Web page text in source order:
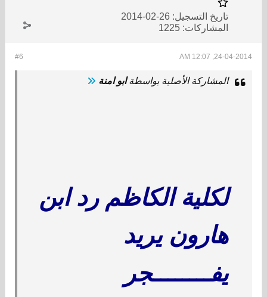
تاريخ التسجيل: 26-02-2014
المشاركات: 1225
#6 24-04-2014, 12:07 AM
المشاركة الأصلية بواسطةابو امنة
لكلية الكاظم رد ابن
هارون يريد
يفــــــــجر